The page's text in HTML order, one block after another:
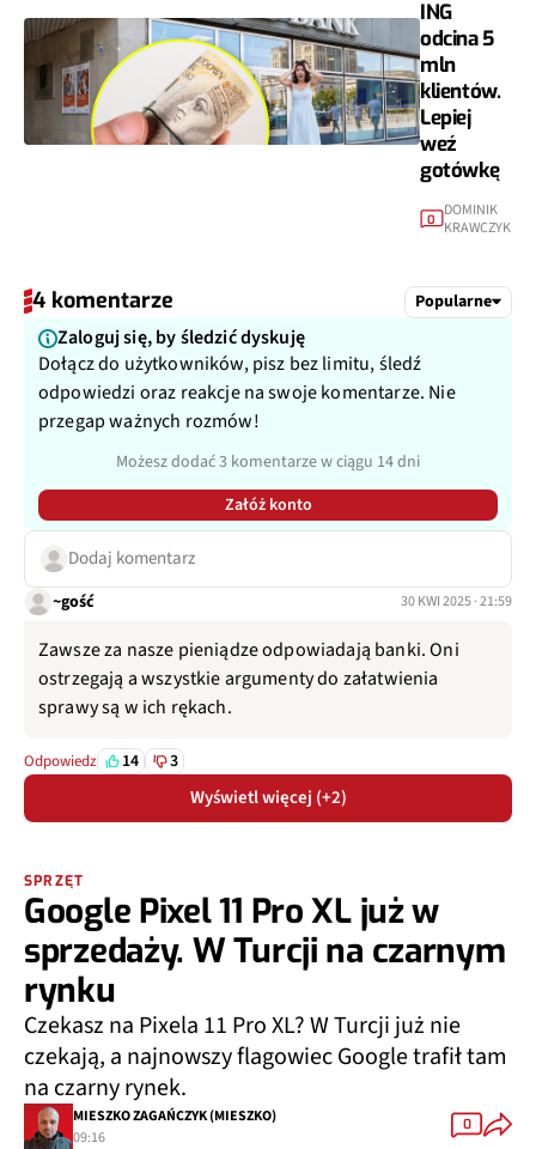
ING
odcina 5
mln
klientów.
Lepiej
weź
gotówkę
0
DOMINIK
KRAWCZYK
4 komentarze Popularne
Zaloguj się, by śledzić dyskuję
Dołącz do użytkowników, pisz bez limitu, śledź
odpowiedzi oraz reakcje na swoje komentarze. Nie
przegap ważnych rozmów!
Możesz dodać 3 komentarze w ciągu 14 dni
Załóż konto
Dodaj komentarz
~gość 30 KWI 2025 · 21:59
Zawsze za nasze pieniądze odpowiadają banki. Oni
ostrzegają a wszystkie argumenty do załatwienia
sprawy są w ich rękach.
Odpowiedz 14 3
Wyświetl więcej (+2)
SPRZĘT
Google Pixel 11 Pro XL już w
sprzedaży. W Turcji na czarnym
rynku
Czekasz na Pixela 11 Pro XL? W Turcji już nie
czekają, a najnowszy flagowiec Google trafił tam
na czarny rynek.
MIESZKO ZAGAŃCZYK (MIESZKO)
09:16
0